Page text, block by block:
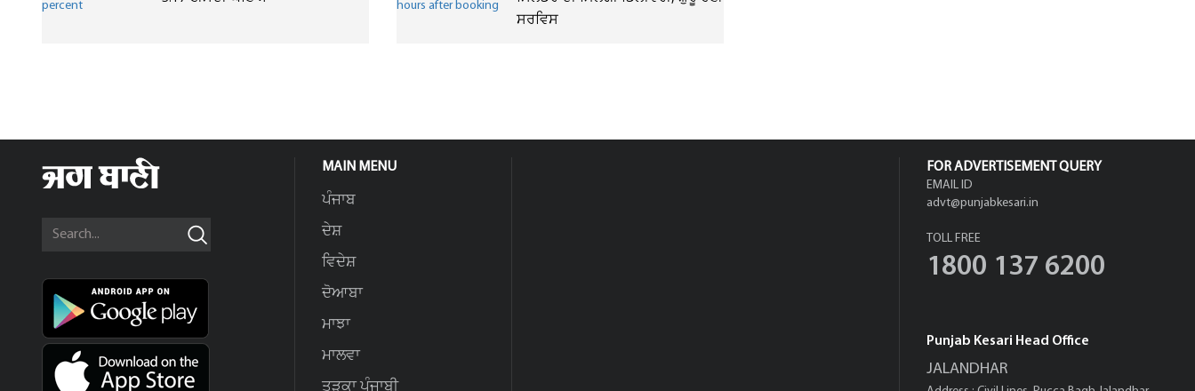
ਸਰਵਿਸ
MAIN MENU
ਪੰਜਾਬ
ਦੇਸ਼
ਵਿਦੇਸ਼
ਦੋਆਬਾ
ਮਾਝਾ
ਮਾਲਵਾ
FOR ADVERTISEMENT QUERY
EMAIL ID
advt@punjabkesari.in
TOLL FREE
1800 137 6200
Punjab Kesari Head Office
JALANDHAR